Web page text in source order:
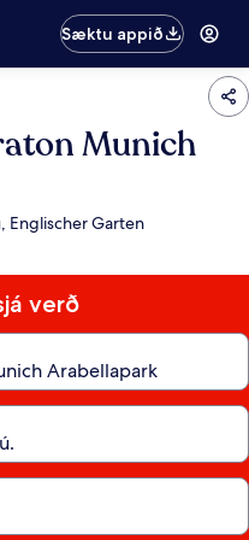
Sæktu appið
Munich
Englischer Garten
verð